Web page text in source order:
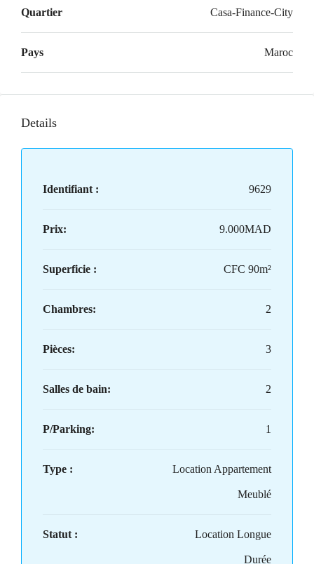
Quartier Casa-Finance-City
Pays Maroc
Details
Identifiant : 9629
Prix: 9.000MAD
Superficie : CFC 90m²
Chambres: 2
Pièces: 3
Salles de bain: 2
P/Parking: 1
Type : Location Appartement
Meublé
Statut : Location Longue
Durée